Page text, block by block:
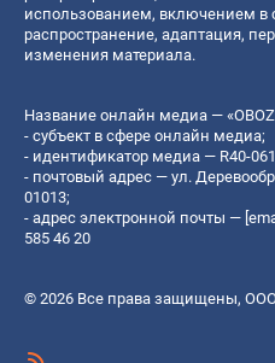
использованием, включением в
распространение, адаптация,
изменения материала.
Название онлайн медиа —
- субъект в сфере онлайн медиа;
- идентификатор медиа — R40-
- почтовый адрес — ул.
01013;
- адрес электронной почты —
585 46 20
© 2026 Все права защищены, ООО